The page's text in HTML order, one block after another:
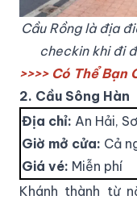
Cầu Rồng là địa
checkin khi đi
>>>> Có Thể Bạn
2. Cầu Sông Hàn
Địa chỉ: An Hải,
Giờ mở cửa: Cả
Giá vé: Miễn phí
Khánh thành từ